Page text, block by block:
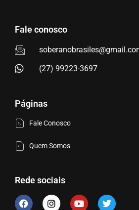
Fale conosco
(27) 99223-3697
Páginas
Fale Conosco
Quem Somos
Rede sociais